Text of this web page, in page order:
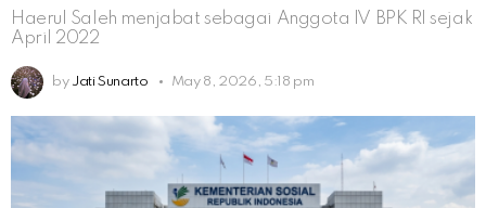
Haerul Saleh menjabat sebagai Anggota IV BPK RI sejak
April 2022
by Jati Sunarto May 8, 2026, 5:18 pm